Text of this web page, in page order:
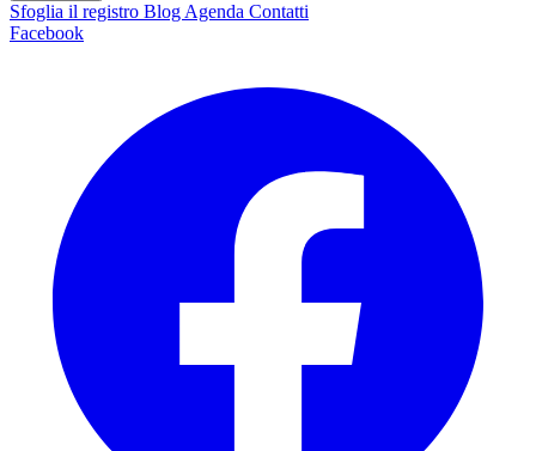
Sfoglia il registro Blog Agenda Contatti
Facebook